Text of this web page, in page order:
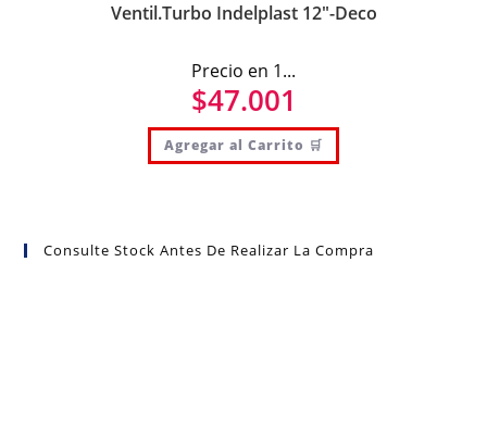
Ventil.Turbo Indelplast 12″-Deco
Precio en 1...
$47.001
Agregar al Carrito 🛒
Consulte Stock Antes De Realizar La Compra